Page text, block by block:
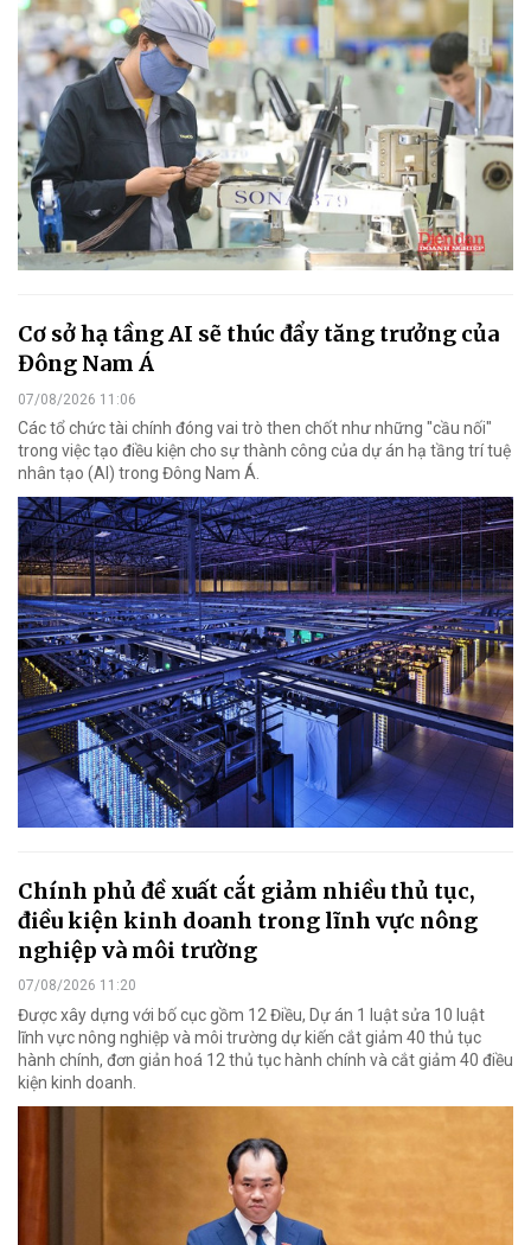
Cơ sở hạ tầng AI sẽ thúc đẩy tăng trưởng của
Đông Nam Á
07/08/2026 11:06
Các tổ chức tài chính đóng vai trò then chốt như những "cầu nối"
trong việc tạo điều kiện cho sự thành công của dự án hạ tầng trí tuệ
nhân tạo (AI) trong Đông Nam Á.
Chính phủ đề xuất cắt giảm nhiều thủ tục,
điều kiện kinh doanh trong lĩnh vực nông
nghiệp và môi trường
07/08/2026 11:20
Được xây dựng với bố cục gồm 12 Điều, Dự án 1 luật sửa 10 luật
lĩnh vực nông nghiệp và môi trường dự kiến cắt giảm 40 thủ tục
hành chính, đơn giản hoá 12 thủ tục hành chính và cắt giảm 40 điều
kiện kinh doanh.